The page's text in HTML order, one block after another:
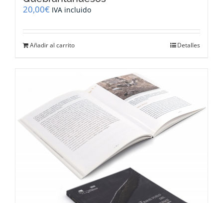
20,00€ IVA incluido
Añadir al carrito Detalles